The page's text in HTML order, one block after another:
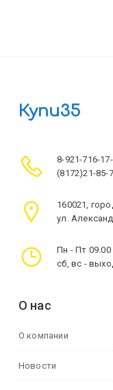
Купи35
8-921-716-
(8172)21-85-
160021,
ул.
Пн - Пт 09.00
сб, вс -
О нас
О компании
Новости